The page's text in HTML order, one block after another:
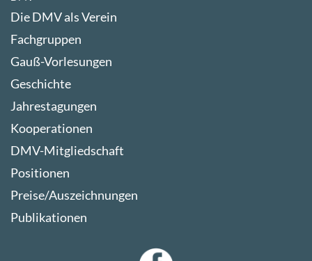
Die DMV als Verein
Fachgruppen
Gauß-Vorlesungen
Geschichte
Jahrestagungen
Kooperationen
DMV-Mitgliedschaft
Positionen
Preise/Auszeichnungen
Publikationen